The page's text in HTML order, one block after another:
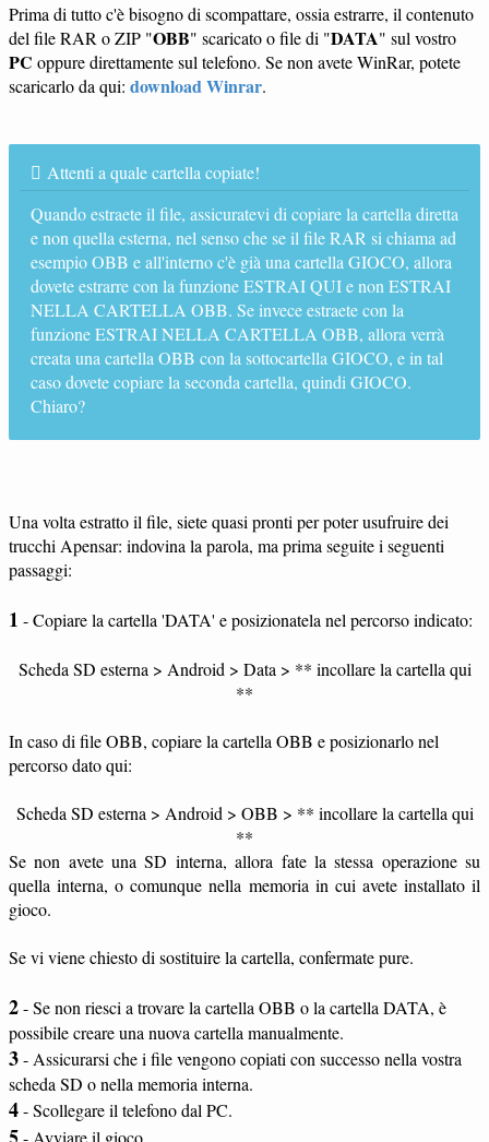
Prima di tutto c'è bisogno di scompattare, ossia estrarre, il contenuto
del file RAR o ZIP "OBB" scaricato o file di "DATA" sul vostro
PC oppure direttamente sul telefono. Se non avete WinRar, potete
scaricarlo da qui: download Winrar.
Attenti a quale cartella copiate!
Quando estraete il file, assicuratevi di copiare la cartella diretta
e non quella esterna, nel senso che se il file RAR si chiama ad
esempio OBB e all'interno c'è già una cartella GIOCO, allora
dovete estrarre con la funzione ESTRAI QUI e non ESTRAI
NELLA CARTELLA OBB. Se invece estraete con la
funzione ESTRAI NELLA CARTELLA OBB, allora verrà
creata una cartella OBB con la sottocartella GIOCO, e in tal
caso dovete copiare la seconda cartella, quindi GIOCO.
Chiaro?
Una volta estratto il file, siete quasi pronti per poter usufruire dei
trucchi Apensar: indovina la parola, ma prima seguite i seguenti
passaggi:
1 - Copiare la cartella 'DATA' e posizionatela nel percorso indicato:
Scheda SD esterna > Android > Data > ** incollare la cartella qui
**
In caso di file OBB, copiare la cartella OBB e posizionarlo nel
percorso dato qui:
Scheda SD esterna > Android > OBB > ** incollare la cartella qui
**
Se non avete una SD interna, allora fate la stessa operazione su
quella interna, o comunque nella memoria in cui avete installato il
gioco.
Se vi viene chiesto di sostituire la cartella, confermate pure.
2- Se non riesci a trovare la cartella OBB o la cartella DATA, è
possibile creare una nuova cartella manualmente.
3- Assicurarsi che i file vengono copiati con successo nella vostra
scheda SD o nella memoria interna.
4- Scollegare il telefono dal PC.
5- Avviare il gioco.